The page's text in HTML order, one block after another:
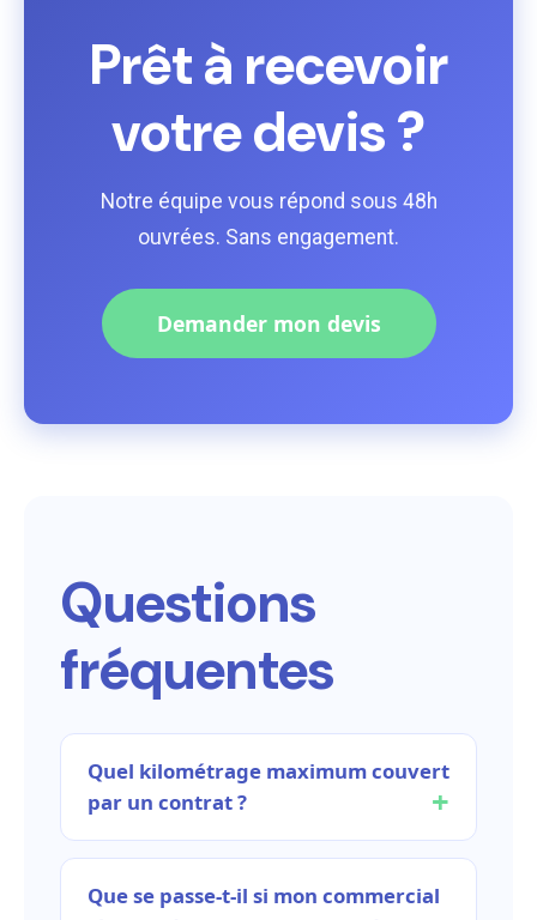
Prêt à recevoir
votre devis ?
Notre équipe vous répond sous 48h
ouvrées. Sans engagement.
Demander mon devis
Questions
fréquentes
Quel kilométrage maximum couvert
par un contrat ?
Que se passe-t-il si mon commercial